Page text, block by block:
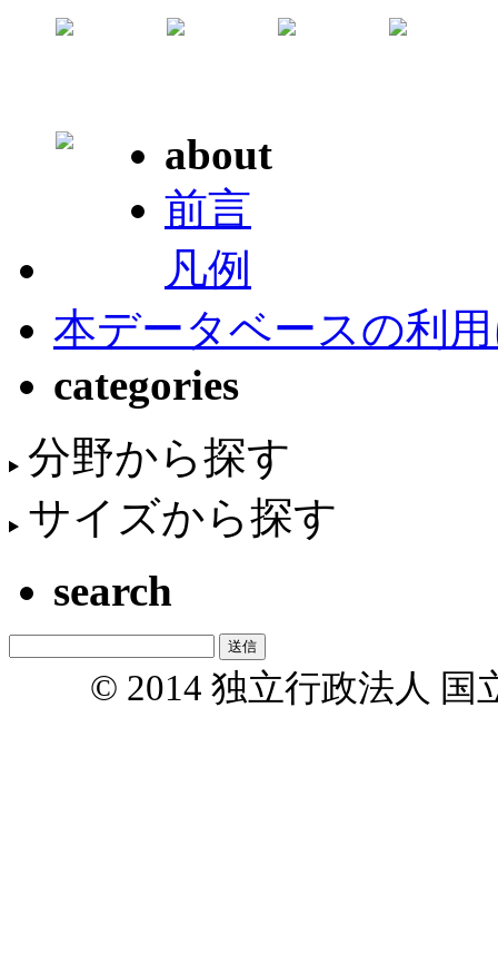
about
前言
凡例
本データベースの利
categories
分野から探す
サイズから探す
search
© 2014 独立行政法人 国